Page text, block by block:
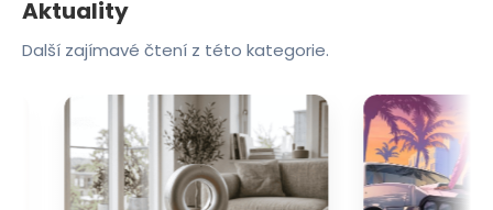
Aktuality
Další zajímavé čtení z této kategorie.